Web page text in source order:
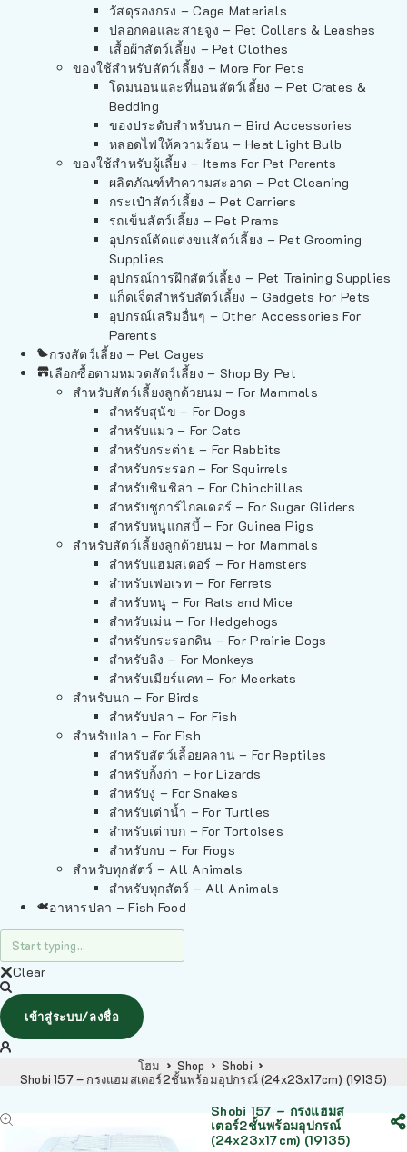
วัสดุรองกรง – Cage Materials
ปลอกคอและสายจูง – Pet Collars & Leashes
เสื้อผ้าสัตว์เลี้ยง – Pet Clothes
ของใช้สำหรับสัตว์เลี้ยง – More For Pets
โดมนอนและที่นอนสัตว์เลี้ยง – Pet Crates &
Bedding
ของประดับสำหรับนก – Bird Accessories
หลอดไฟให้ความร้อน – Heat Light Bulb
ของใช้สำหรับผู้เลี้ยง – Items For Pet Parents
ผลิตภัณฑ์ทำความสะอาด – Pet Cleaning
กระเป๋าสัตว์เลี้ยง – Pet Carriers
รถเข็นสัตว์เลี้ยง – Pet Prams
อุปกรณ์ตัดแต่งขนสัตว์เลี้ยง – Pet Grooming
Supplies
อุปกรณ์การฝึกสัตว์เลี้ยง – Pet Training Supplies
แก็ดเจ็ตสำหรับสัตว์เลี้ยง – Gadgets For Pets
อุปกรณ์เสริมอื่นๆ – Other Accessories For
Parents
กรงสัตว์เลี้ยง – Pet Cages
เลือกซื้อตามหมวดสัตว์เลี้ยง – Shop By Pet
สำหรับสัตว์เลี้ยงลูกด้วยนม – For Mammals
สำหรับสุนัข – For Dogs
สำหรับแมว – For Cats
สำหรับกระต่าย – For Rabbits
สำหรับกระรอก – For Squirrels
สำหรับชินชิล่า – For Chinchillas
สำหรับชูการ์ไกลเดอร์ – For Sugar Gliders
สำหรับหนูแกสบี้ – For Guinea Pigs
สำหรับสัตว์เลี้ยงลูกด้วยนม – For Mammals
สำหรับแฮมสเตอร์ – For Hamsters
สำหรับเฟอเรท – For Ferrets
สำหรับหนู – For Rats and Mice
สำหรับเม่น – For Hedgehogs
สำหรับกระรอกดิน – For Prairie Dogs
สำหรับลิง – For Monkeys
สำหรับเมียร์แคท – For Meerkats
สำหรับนก – For Birds
สำหรับปลา – For Fish
สำหรับปลา – For Fish
สำหรับสัตว์เลื้อยคลาน – For Reptiles
สำหรับกิ้งก่า – For Lizards
สำหรับงู – For Snakes
สำหรับเต่าน้ำ – For Turtles
สำหรับเต่าบก – For Tortoises
สำหรับกบ – For Frogs
สำหรับทุกสัตว์ – All Animals
สำหรับทุกสัตว์ – All Animals
อาหารปลา – Fish Food
Clear
เข้าสู่ระบบ/ลงชื่อ
โฮม Shop
Shobi
Shobi 157 – กรงแฮมสเตอร์2ชั้นพร้อมอุปกรณ์ (24x23x17cm) (19135)
Shobi 157 – กรงแฮมส
เตอร์2ชั้นพร้อมอุปกรณ์
(24x23x17cm) (19135)